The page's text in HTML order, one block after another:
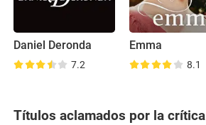
Daniel Deronda
7.2
Emma
8.1
Títulos aclamados por la crítica